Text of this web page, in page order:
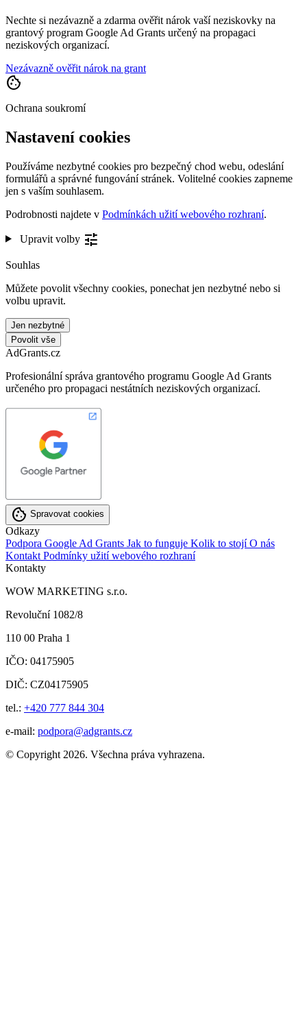
Nechte si nezávazně a zdarma ověřit nárok vaší neziskovky na
grantový program Google Ad Grants určený na propagaci
neziskových organizací.
Nezávazně ověřit nárok na grant
cookie
Ochrana soukromí
Nastavení cookies
Používáme nezbytné cookies pro bezpečný chod webu, odeslání
formulářů a správné fungování stránek. Volitelné cookies zapneme
jen s vaším souhlasem.
Podrobnosti najdete v Podmínkách užití webového rozhraní.
Upravit volby tune
Souhlas
Můžete povolit všechny cookies, ponechat jen nezbytné nebo si
volbu upravit.
Jen nezbytné
Povolit vše
AdGrants.cz
Profesionální správa grantového programu Google Ad Grants
určeného pro propagaci nestátních neziskových organizací.
cookie Spravovat cookies
Odkazy
Podpora Google Ad Grants Jak to funguje Kolik to stojíO nás
Kontakt Podmínky užití webového rozhraní
Kontakty
WOW MARKETING s.r.o.
Revoluční 1082/8
110 00 Praha 1
IČO: 04175905
DIČ: CZ04175905
tel.: +420 777 844 304
e-mail: podpora@adgrants.cz
© Copyright 2026. Všechna práva vyhrazena.